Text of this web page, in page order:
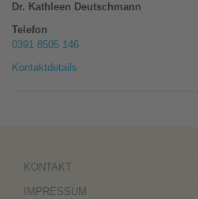
Dr. Kathleen Deutschmann
Telefon
0391 8505 146
Kontaktdetails
KONTAKT
IMPRESSUM